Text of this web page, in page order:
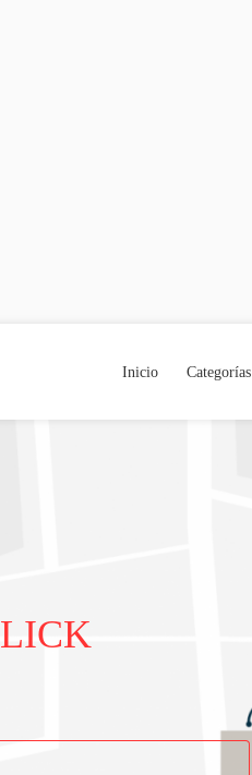
Inicio Categorías